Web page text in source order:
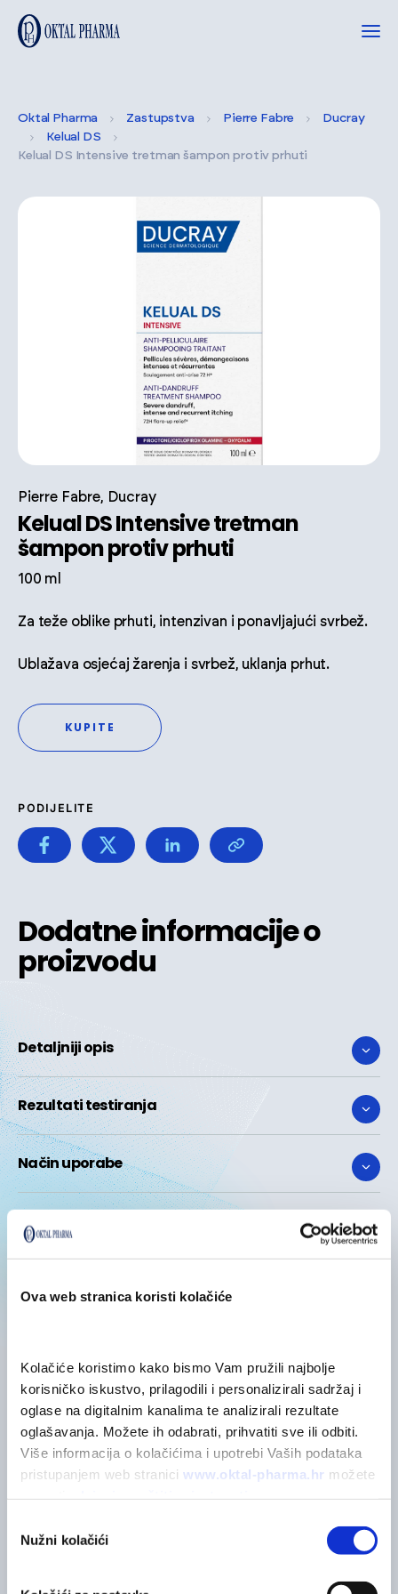
Ova web stranica koristi kolačiće
Kolačiće koristimo kako bismo Vam pružili najbolje
korisničko iskustvo, prilagodili i personalizirali sadržaj i
oglase na digitalnim kanalima te analizirali rezultate
oglašavanja. Možete ih odabrati, prihvatiti sve ili odbiti.
Više informacija o kolačićima i upotrebi Vaših podataka
pristupanjem web stranici www.oktal-pharma.hr možete
pristanka
Nužni kolačići
Oktal Pharma Zastupstva Pierre Fabre
Ducray
Kelual DS
Kelual DS Intensive tretman šampon protiv prhuti
Pierre Fabre, Ducray
Kelual DS Intensive tretman
šampon protiv prhuti
100 ml
Za teže oblike prhuti, intenzivan i ponavljajući svrbež.
Ublažava osjećaj žarenja i svrbež, uklanja prhut.
KUPITE
PODIJELITE
Detaljniji opis
Rezultati testiranja
Način uporabe
Posebne mjere opreza
Dodatne informacije o
proizvodu
POVEZANI PROIZVODI
Možda će vas zanimati